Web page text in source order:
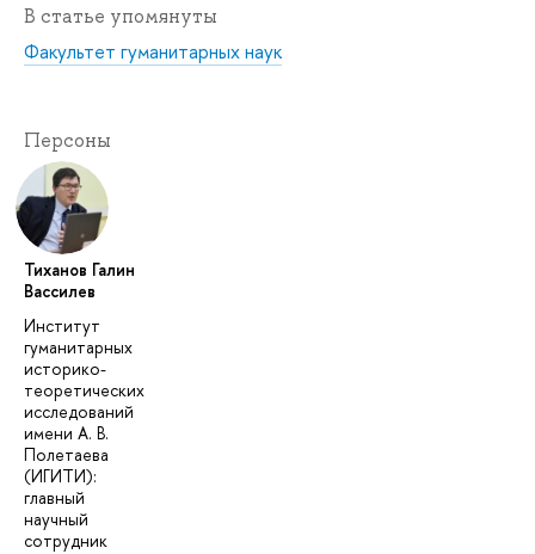
В статье упомянуты
Факультет гуманитарных наук
Персоны
Тиханов Галин
Вассилев
Институт
гуманитарных
историко-
теоретических
исследований
имени А. В.
Полетаева
(ИГИТИ):
главный
научный
сотрудник